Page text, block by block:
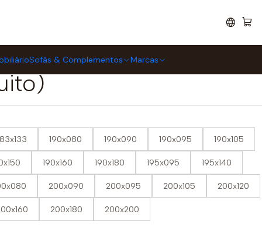
Sofás & Complementos Marcas
INFINITY Multi
190x080 190x090 190x095 190x105
190x160 190x180 195x095 195x140
200x090 200x095 200x105 200x120
200x180 200x200